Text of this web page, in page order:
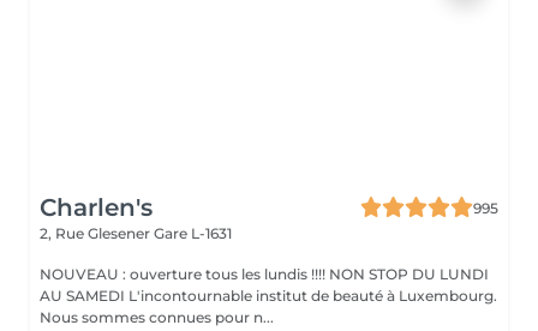
Charlen's
995
2, Rue Glesener Gare L-1631
NOUVEAU : ouverture tous les lundis !!!! NON STOP DU LUNDI
AU SAMEDI L'incontournable institut de beauté à Luxembourg.
Nous sommes connues pour n...